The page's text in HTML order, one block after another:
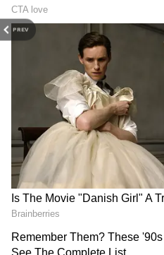
PREV
RECOMMENDED STORIES
OYO Rules: పెళ్లికాని కపుల్స్
ఓయో రూమ్‌లో గ‌డ‌ప‌డం
నేరమా.? చ‌ట్టం ఏం చెబుతోంది.?